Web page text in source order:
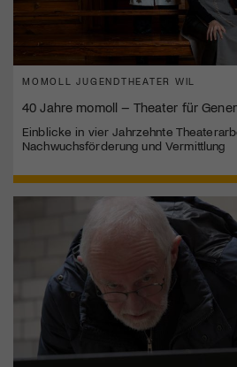
MOMOLL JUGENDTHEATER WIL
40 Jahre momoll – Theater für
Einblicke in vier Jahrzehnte
Nachwuchsförderung und Vermittlung